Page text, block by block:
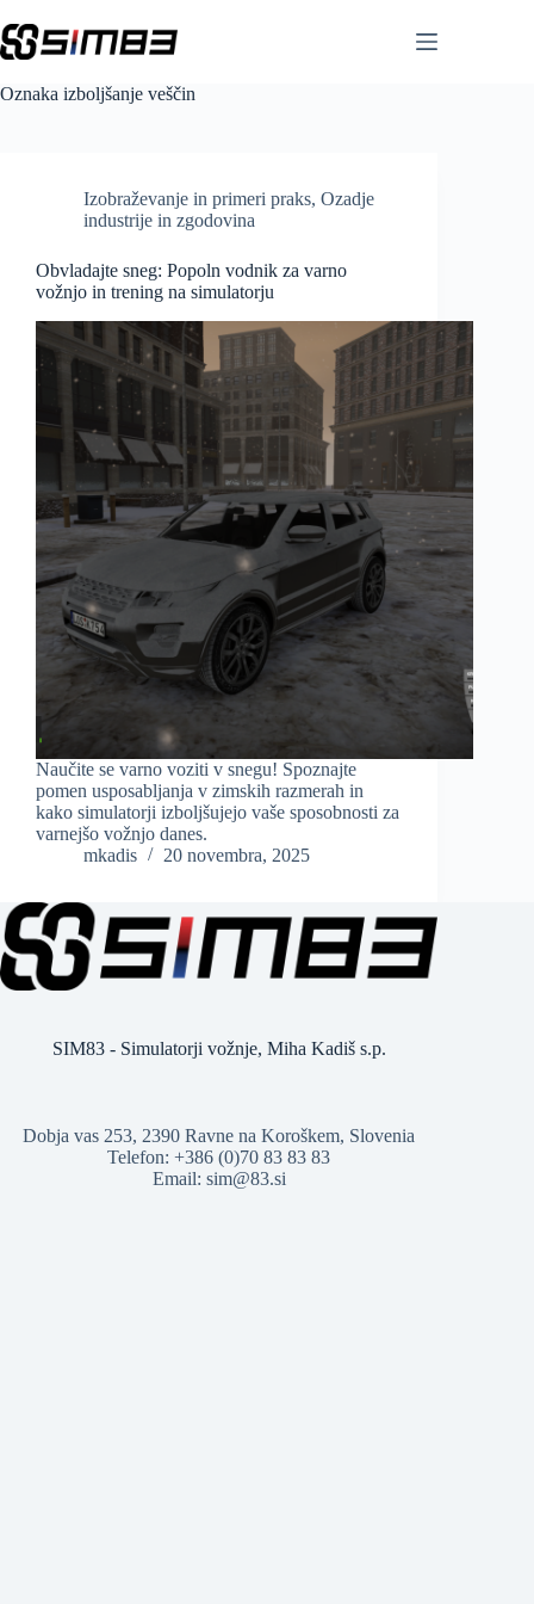
to
content
Oznaka izboljšanje veščin
Izobraževanje in primeri praks, Ozadje
industrije in zgodovina
Obvladajte sneg: Popoln vodnik za varno
vožnjo in trening na simulatorju
Naučite se varno voziti v snegu! Spoznajte
pomen usposabljanja v zimskih razmerah in
kako simulatorji izboljšujejo vaše sposobnosti za
varnejšo vožnjo danes.
mkadis
20 novembra, 2025
SIM83 - Simulatorji vožnje, Miha Kadiš s.p.
Dobja vas 253, 2390 Ravne na Koroškem, Slovenia
Telefon: +386 (0)70 83 83 83
Email: sim@83.si